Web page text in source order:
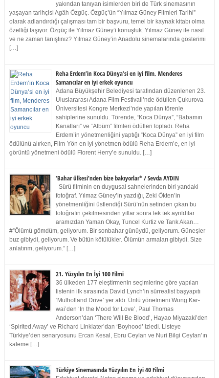
yakından tanıyan isimlerden biri de Türk sinemasının
yaşayan tarihçisi Agâh Özgüç. Özgüç’ün “Yılmaz Güney Filmleri Tarihi”
olarak adlandırdığı çalışması tam bir başvuru, temel bir kaynak kitabı olma
özelliği taşıyor. Özgüç ile Yılmaz Güney’i konuştuk. Yılmaz Güney ile nasıl
ve ne zaman tanıştınız? Yılmaz Güney’in Anadolu sinemalarında gösterimi
[…]
Reha Erdem’in Koca Dünya’si en iyi film, Menderes
Samancılar en iyi erkek oyuncu
Adana Büyükşehir Belediyesi tarafından düzenlenen 23.
Uluslararası Adana Film Festivali’nde ödüllen Çukurova
Üniversitesi Kongre Merkezi’nde yapılan törenle
sahiplerine sunuldu. Törende, “Koca Dünya”, “Babamın
Kanatları” ve “Albüm” filmleri ödülleri topladı. Reha
Erdem’in yönetmenliğini yaptığı “Koca Dünya” en iyi film
ödülünü alırken, Film-Yön en iyi yönetmen ödülü Reha Erdem’e, en iyi
görüntü yönetmeni ödülü Florent Herry’e sunuldu. […]
‘Bahar ülkesi’nden bize bakıyorlar* / Sevda AYDIN
Sürü filminin en duygusal sahnelerinden biri yandaki
fotoğraf. Yılmaz Güney’in yazdığı, Zeki Ökten’in
yönetmenliğini üstlendiği Sürü’nün setinden çıkan bu
fotoğrafın çekilmesinden yıllar sonra tek tek ayrıldılar
aramızdan Yaman Okay, Tuncel Kurtiz ve Tarık Akan…
#”Ölümü gömdüm, geliyorum. Bir sonbahar günüydü, geliyorum. Güneşler
buz gibiydi, geliyorum. Ve bütün kötülükler. Ölümün armaları gibiydi. Size
anlatırım, geliyorum.” […]
21. Yüzyılın En İyi 100 Filmi
36 ülkeden 177 eleştirmenin seçimlerine göre yapılan
listenin ilk sırasında David Lynch’in sürrealist başyapıtı
‘Mulholland Drive’ yer aldı. Ünlü yönetmeni Wong Kar-
wai’den ‘In the Mood for Love’, Paul Thomas
Anderson’dan ‘There Will Be Blood’, Hayao Miyazaki’den
‘Spirited Away’ ve Richard Linklater’dan ‘Boyhood’ izledi. Listeye
Türkiye’den senaryosunu Ercan Kesal, Ebru Ceylan ve Nuri Bilgi Ceylan’ın
kaleme […]
Türkiye Sinemasında Yüzyılın En İyi 40 Filmi